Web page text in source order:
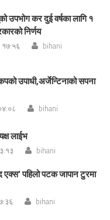
उपभोग कर दुई वर्षका लागि १
निर्णय
bihani
उपाधी,अर्जेन्टिनाको सपना
bihani
लाईभ
bihani
एक्स’ पहिलो पटक जापान टुरमा
bihani